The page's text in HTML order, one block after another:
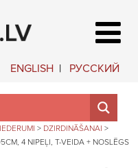
ENGLISH РУССКИЙ
> DZIRDINĀŠANAI >
4 NIPEĻI, T-VEIDA + NOSLĒGS